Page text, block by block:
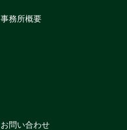
事務所概要
お問い合わせ